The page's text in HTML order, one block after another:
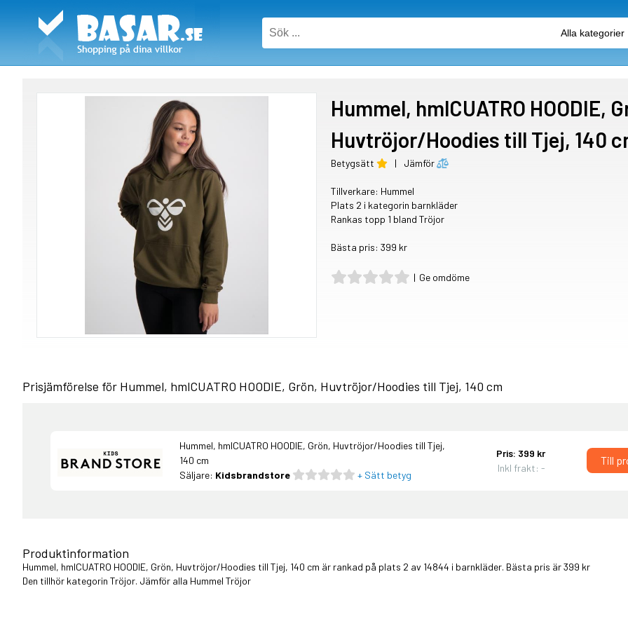
Hummel, hmlCUATRO HOODIE,
Huvtröjor/Hoodies till Tjej, 140
Betygsätt | Jämför
Tillverkare: Hummel
Plats 2 i kategorin barnkläder
Rankas topp 1 bland Tröjor
Bästa pris: 399 kr
| Ge omdöme
Prisjämförelse för Hummel, hmlCUATRO HOODIE, Grön, Huvtröjor/Hoodies till Tjej, 140 cm
Hummel, hmlCUATRO HOODIE, Grön, Huvtröjor/Hoodies till Tjej,
140 cm
Säljare: Kidsbrandstore + Sätt betyg
Pris: 399 kr
Inkl frakt: -
Till
Produktinformation
Hummel, hmlCUATRO HOODIE, Grön, Huvtröjor/Hoodies till Tjej, 140 cm är rankad på plats 2 av 14844 i barnkläder. Bästa pris är 399 kr
Den tillhör kategorin Tröjor. Jämför alla Hummel Tröjor